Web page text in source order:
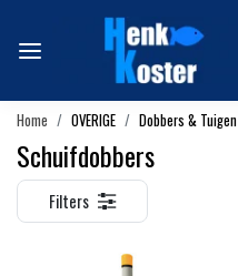
Home OVERIGE Dobbers & Tuigen
Schuifdobbers
Filters